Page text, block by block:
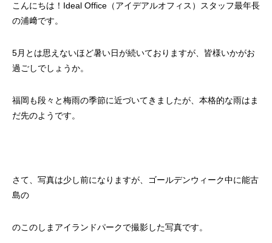
こんにちは！Ideal Office（アイデアルオフィス）スタッフ最年長
の浦﨑です。
5月とは思えないほど暑い日が続いておりますが、皆様いかがお
過ごしでしょうか。
福岡も段々と梅雨の季節に近づいてきましたが、本格的な雨はま
だ先のようです。
さて、写真は少し前になりますが、ゴールデンウィーク中に能古
島の
のこのしまアイランドパークで撮影した写真です。